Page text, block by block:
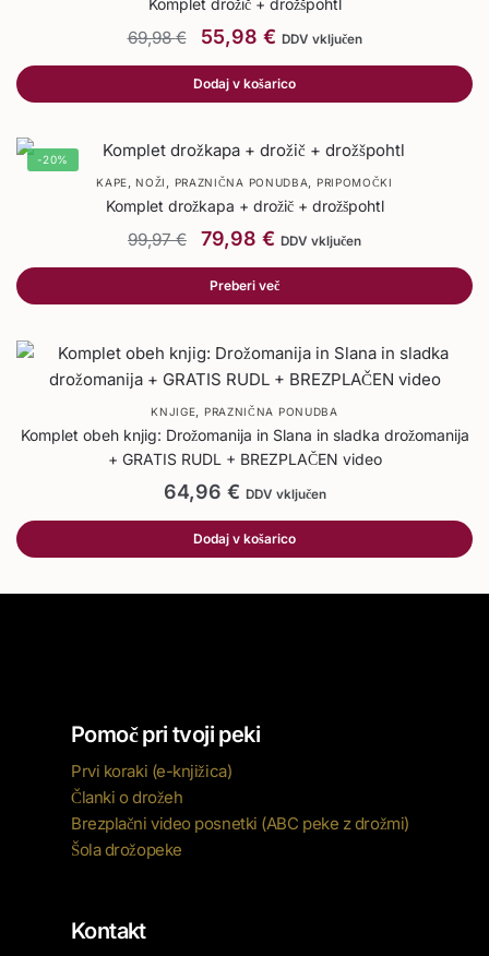
69,98€ 55,98 € DDV vključen
Dodaj v košarico
-20%
KAPE,NOŽI , PRAZNIČNA PONUDBA, PRIPOMOČKI
Komplet drožkapa + drožič + drožšpohtl
99,97€ 79,98 € DDV vključen
Preberi več
KNJIGE, PRAZNIČNA PONUDBA
Komplet obeh knjig: Drožomanija in Slana in sladka drožomanija
+ GRATIS RUDL + BREZPLAČEN video
64,96 € DDV vključen
Dodaj v košarico
Pomoč pri tvoji peki
Prvi koraki (e-knjižica)
Članki o drožeh
Brezplačni video posnetki (ABC peke z drožmi)
Šola drožopeke
Kontakt